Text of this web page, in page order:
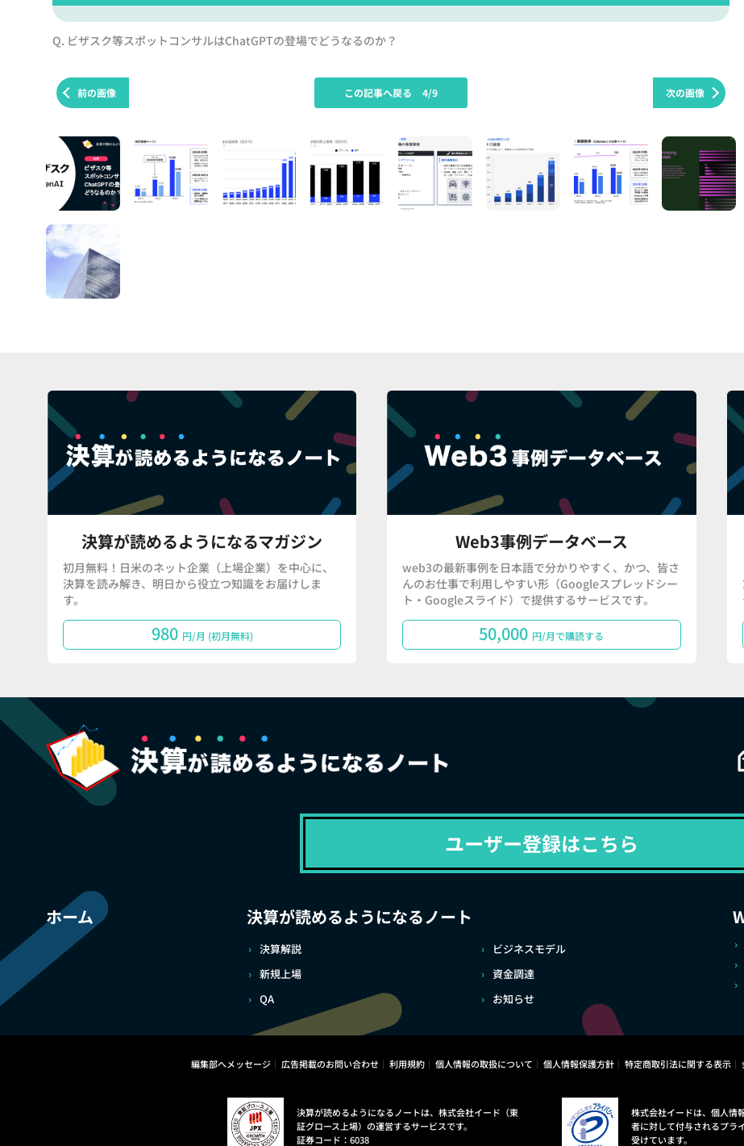
Q. ビザスク等スポットコンサルはChatGPTの登場でどうなるのか？
前の画像 次の画像
この記事へ戻る 4/9
決算が読めるようになるマガジン
初月無料！日米のネット企業（上場企業）を中心に、
決算を読み解き、明日から役立つ知識をお届けしま
す。
980 円/月 (初月無料)
Web3事例データベース
web3の最新事例を日本語で分かりやすく、かつ、皆さ
んのお仕事で利用しやすい形（Googleスプレッドシー
ト・Googleスライド）で提供するサービスです。
50,000 円/月で購読する
ユーザー登録はこちら
ホーム 決算が読めるようになるノート
決算解説
ビジネスモデル
新規上場
資金調達
QA
お知らせ
編集部へメッセージ 広告掲載のお問い合わせ 利用規約 個人情報の取扱について 個人情報保護方針 特定商取引法に関する表示
決算が読めるようになるノートは、株式会社イード（東
証グロース上場）の運営するサービスです。
証券コード：6038
株式会社イードは、個人情
者に対して付与されるプラ
受けています。